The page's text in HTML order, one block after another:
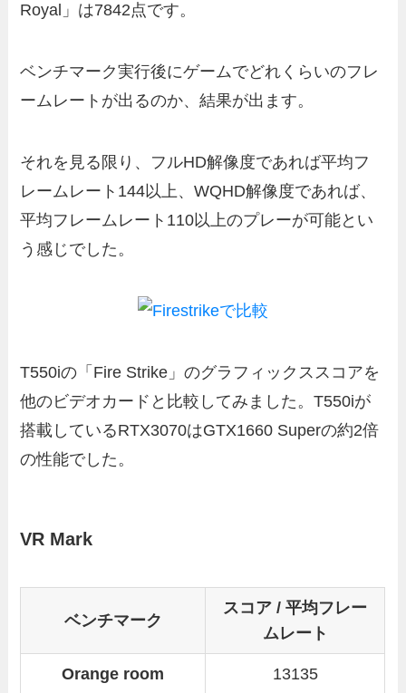
Royal」は7842点です。
ベンチマーク実行後にゲームでどれくらいのフレ
ームレートが出るのか、結果が出ます。
それを見る限り、フルHD解像度であれば平均フ
レームレート144以上、WQHD解像度であれば、
平均フレームレート110以上のプレーが可能とい
う感じでした。
T550iの「Fire Strike」のグラフィックススコアを
他のビデオカードと比較してみました。T550iが
搭載しているRTX3070はGTX1660 Superの約2倍
の性能でした。
VR Mark
ベンチマーク
スコア / 平均フレー
ムレート
Orange room 13135